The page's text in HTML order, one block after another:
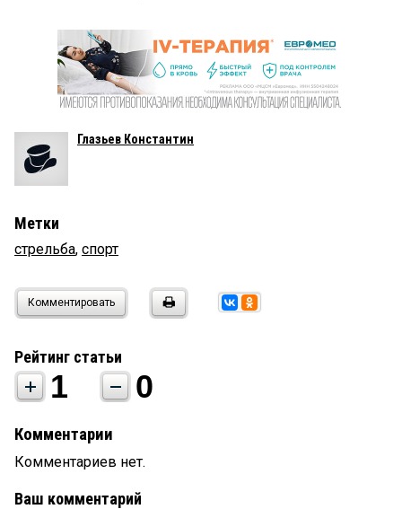
Глазьев Константин
Метки
стрельба, спорт
Комментировать
Рейтинг статьи
1 0
Комментарии
Комментариев нет.
Ваш комментарий